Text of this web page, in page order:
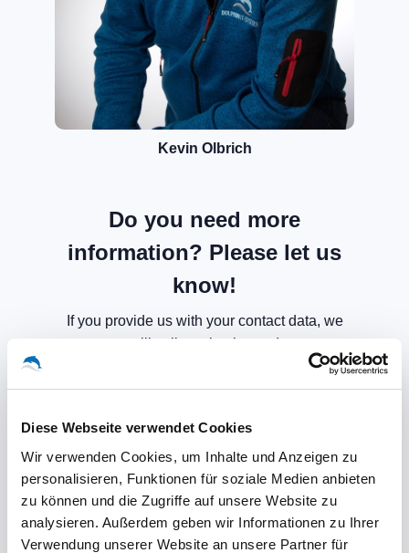
Diese Webseite verwendet Cookies
Wir verwenden Cookies, um Inhalte und Anzeigen zu
personalisieren, Funktionen für soziale Medien anbieten
zu können und die Zugriffe auf unsere Website zu
analysieren. Außerdem geben wir Informationen zu Ihrer
Verwendung unserer Website an unsere Partner für
Kevin Olbrich
Do you need more
information? Please let us
know!
If you provide us with your contact data, we
will call you back soon!